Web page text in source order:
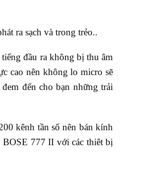
ra sạch và trong trẻo..
đầu ra không bị thu âm
cao nên không lo micro sẽ
đến cho bạn những trải
kênh tần số nên bán kính
777 II với các thiêt bị